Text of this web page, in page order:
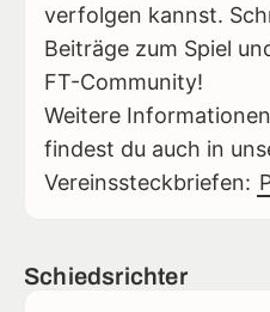
verfolgen kannst.
Beiträge zum Spiel
FT-Community!
Weitere
findest du auch in
Vereinssteckbriefen:
Schiedsrichter